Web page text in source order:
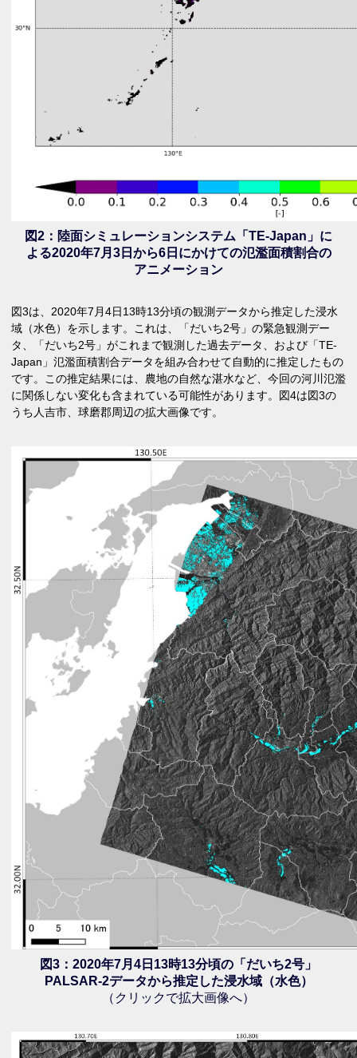
図2：陸面シミュレーションシステム「TE-Japan」に
よる2020年7月3日から6日にかけての氾濫面積割合の
アニメーション
図3は、2020年7月4日13時13分頃の観測データから推定した浸水
域（水色）を示します。これは、「だいち2号」の緊急観測デー
タ、「だいち2号」がこれまで観測した過去データ、および「TE-
Japan」氾濫面積割合データを組み合わせて自動的に推定したもの
です。この推定結果には、農地の自然な湛水など、今回の河川氾濫
に関係しない変化も含まれている可能性があります。図4は図3の
うち人吉市、球磨郡周辺の拡大画像です。
図3：2020年7月4日13時13分頃の「だいち2号」
PALSAR-2データから推定した浸水域（水色）
（クリックで拡大画像へ）